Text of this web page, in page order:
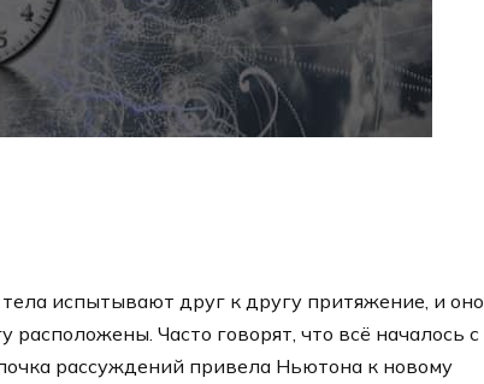
испытывают друг к другу притяжение, и оно
Часто говорят, что всё началось с
рассуждений привела Ньютона к новому